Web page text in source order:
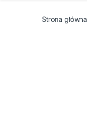
Strona główna